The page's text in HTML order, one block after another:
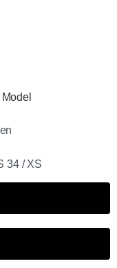
Model
34 / XS